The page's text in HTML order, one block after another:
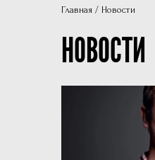
Главная Новости
НОВОСТИ